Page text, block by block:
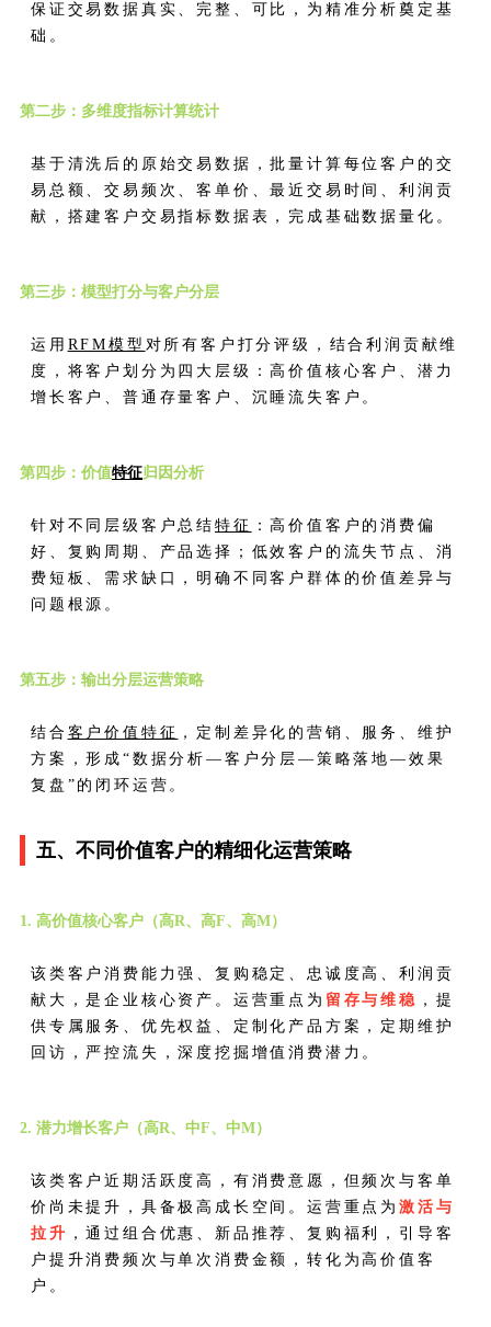
保证交易数据真实、完整、可比，为精准分析奠定基
础。
第二步：多维度指标计算统计
基于清洗后的原始交易数据，批量计算每位客户的交
易总额、交易频次、客单价、最近交易时间、利润贡
献，搭建客户交易指标数据表，完成基础数据量化。
第三步：模型打分与客户分层
运用 RFM模型 对所有客户打分评级，结合利润贡献维
度，将客户划分为四大层级：高价值核心客户、潜力
增长客户、普通存量客户、沉睡流失客户。
第四步：价值特征归因分析
针对不同层级客户总结特征
：高价值客户的消费偏
好、复购周期、产品选择；低效客户的流失节点、消
费短板、需求缺口，明确不同客户群体的价值差异与
问题根源。
第五步：输出分层运营策略
结合 客户价值 特征 ，定制差异化的营销、服务、维护
方案，形成“数据分析—客户分层—策略落地—效果
复盘”的闭环运营。
五、不同价值客户的精细化运营策略
1. 高价值核心客户（高R、高F、高M）
该类客户消费能力强、复购稳定、忠诚度高、利润贡
献大，是企业核心资产。运营重点为 留存与维稳 ，提
供专属服务、优先权益、定制化产品方案，定期维护
回访，严控流失，深度挖掘增值消费潜力。
2. 潜力增长客户（高R、中F、中M）
该类客户近期活跃度高，有消费意愿，但频次与客单
价尚未提升，具备极高成长空间。运营重点为 激活与
拉升 ，通过组合优惠、新品推荐、复购福利，引导客
户提升消费频次与单次消费金额，转化为高价值客
户。